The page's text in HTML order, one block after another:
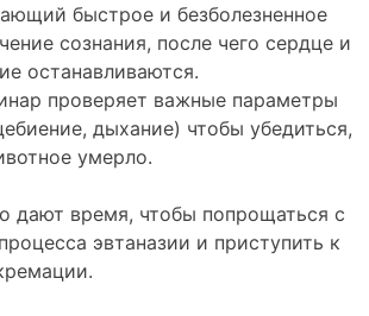
быстрое и безболезненное
сознания, после чего сердце и
останавливаются.
проверяет важные параметры
дыхание) чтобы убедиться,
умерло.
дают время, чтобы попрощаться с
эвтаназии и приступить к